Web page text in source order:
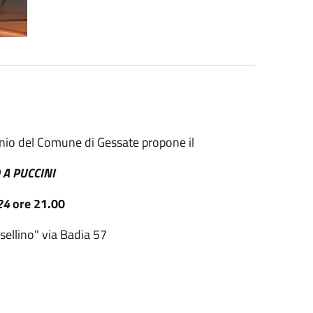
del Comune di Gessate propone il
PUCCINI
ore 21.00
via Badia 57